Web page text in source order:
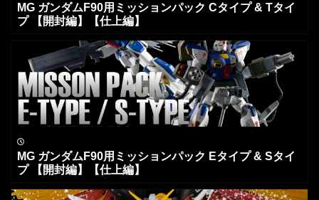
MG ガンダムF90用ミッションパック Cタイプ & Tタイ
プ 【開封編】【仕上編】
MG ガンダムF90用ミッションパック Eタイプ & Sタイ
プ 【開封編】【仕上編】